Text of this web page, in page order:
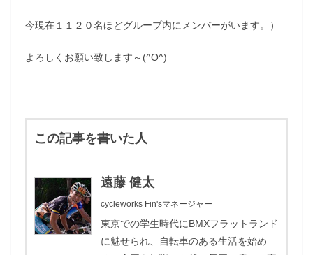
今現在１１２０名ほどグループ内にメンバーがいます。）
よろしくお願い致します～(^O^)
この記事を書いた人
遠藤 健太
cycleworks Fin'sマネージャー
東京での学生時代にBMXフラットランド
に魅せられ、自転車のある生活を始め